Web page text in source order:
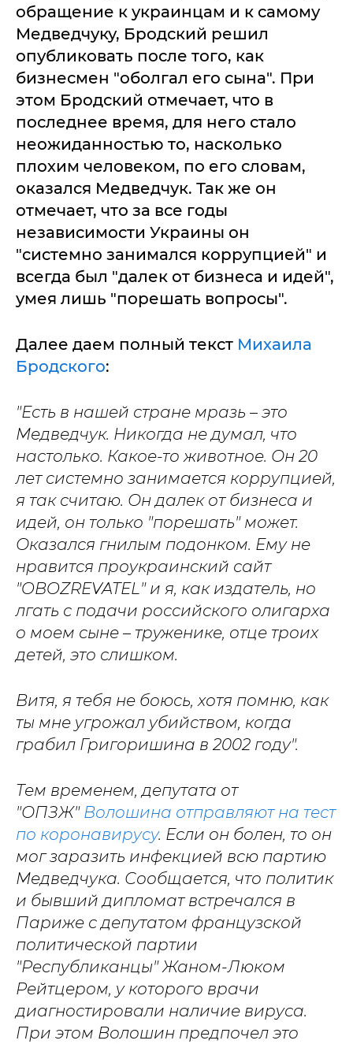
обращение к украинцам и к самому
Медведчуку, Бродский решил
опубликовать после того, как
бизнесмен "оболгал его сына". При
этом Бродский отмечает, что в
последнее время, для него стало
неожиданностью то, насколько
плохим человеком, по его словам,
оказался Медведчук. Так же он
отмечает, что за все годы
независимости Украины он
"системно занимался коррупцией" и
всегда был "далек от бизнеса и идей",
умея лишь "порешать вопросы".
Далее даем полный текст Михаила
Бродского:
"Есть в нашей стране мразь – это
Медведчук. Никогда не думал, что
настолько. Какое-то животное. Он 20
лет системно занимается коррупцией,
я так считаю. Он далек от бизнеса и
идей, он только "порешать" может.
Оказался гнилым подонком. Ему не
нравится проукраинский сайт
"OBOZREVATEL" и я, как издатель, но
лгать с подачи российского олигарха
о моем сыне – труженике, отце троих
детей, это слишком.
Витя, я тебя не боюсь, хотя помню, как
ты мне угрожал убийством, когда
грабил Григоришина в 2002 году".
Тем временем, депутата от
"ОПЗЖ" Волошина отправляют на тест
по коронавирусу. Если он болен, то он
мог заразить инфекцией всю партию
Медведчука. Сообщается, что политик
и бывший дипломат встречался в
Париже с депутатом французской
политической партии
"Республиканцы" Жаном-Люком
Рейтцером, у которого врачи
диагностировали наличие вируса.
При этом Волошин предпочел это